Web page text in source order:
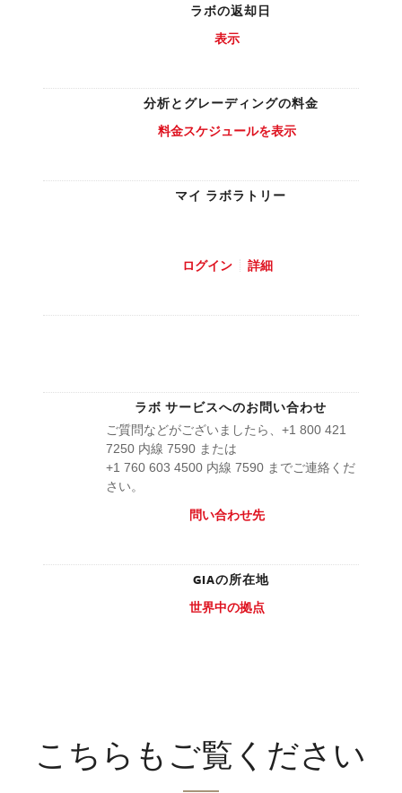
ラボの返却日
表示
分析とグレーディングの料金
料金スケジュールを表示
マイ ラボラトリー
ログイン 詳細
ラボ サービスへのお問い合わせ
ご質問などがございましたら、+1 800 421
7250 内線 7590 または
+1 760 603 4500 内線 7590 までご連絡くだ
さい。
問い合わせ先
GIAの所在地
世界中の拠点
こちらもご覧ください